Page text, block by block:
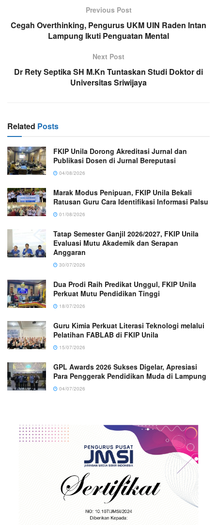
Previous Post
Cegah Overthinking, Pengurus UKM UIN Raden Intan
Lampung Ikuti Penguatan Mental
Next Post
Dr Rety Septika SH M.Kn Tuntaskan Studi Doktor di
Universitas Sriwijaya
Related Posts
FKIP Unila Dorong Akreditasi Jurnal dan
Publikasi Dosen di Jurnal Bereputasi
04/08/2026
Marak Modus Penipuan, FKIP Unila Bekali
Ratusan Guru Cara Identifikasi Informasi Palsu
01/08/2026
Tatap Semester Ganjil 2026/2027, FKIP Unila
Evaluasi Mutu Akademik dan Serapan
Anggaran
30/07/2026
Dua Prodi Raih Predikat Unggul, FKIP Unila
Perkuat Mutu Pendidikan Tinggi
18/07/2026
Guru Kimia Perkuat Literasi Teknologi melalui
Pelatihan FABLAB di FKIP Unila
15/07/2026
GPL Awards 2026 Sukses Digelar, Apresiasi
Para Penggerak Pendidikan Muda di Lampung
04/07/2026